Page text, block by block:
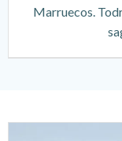
Marruecos.